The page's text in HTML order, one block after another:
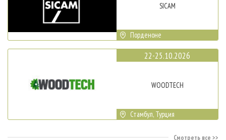
SICAM
Порденоне
22-25.10.2026
WOODTECH
Стамбул, Турция
Смотреть все